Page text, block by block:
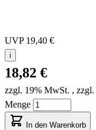
UVP 19,40 €
i
18,82 €
zzgl. 19% MwSt. , zzgl.
Menge
In den Warenkorb